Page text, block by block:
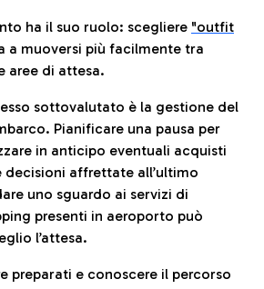
ha il suo ruolo: scegliere "outfit
a muoversi più facilmente tra
aree di attesa.
sottovalutato è la gestione del
Pianificare una pausa per
in anticipo eventuali acquisti
decisioni affrettate all’ultimo
uno sguardo ai servizi di
presenti in aeroporto può
l’attesa.
preparati e conoscere il percorso